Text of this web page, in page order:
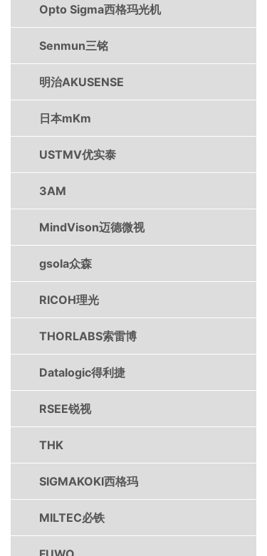
Opto Sigma西格玛光机
Senmun三铭
明治AKUSENSE
日本mKm
USTMV优实泰
3AM
MindVison迈德微视
gsola众森
RICOH理光
THORLABS索雷博
Datalogic得利捷
RSEE锐视
THK
SIGMAKOKI西格玛
MILTEC必铁